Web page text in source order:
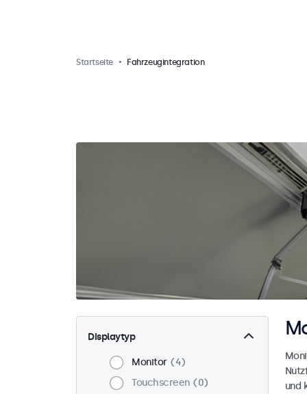
Startseite Fahrzeugintegration
Displaytyp
Monitor
4
Touchscreen
0
und